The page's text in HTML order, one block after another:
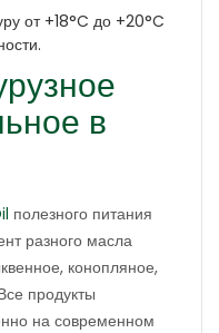
от +18°C до +20°C
в
полезного питания
разного масла
конопляное,
продукты
на современном